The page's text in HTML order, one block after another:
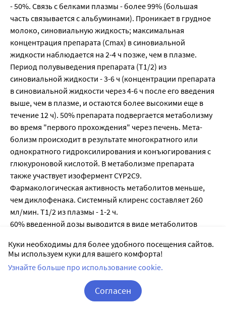
- 50%. Связь с белками плазмы - более 99% (большая
часть связывается с аль­буминами). Проникает в грудное
молоко, синовиальную жидкость; максимальная
концентрация препарата (Сmах) в синовиальной
жидкости наблюдается на 2-4 ч позже, чем в плазме.
Период полувыведения препарата (Т1/2) из
синовиальной жидкости - 3-6 ч (концентрации препарата
в синовиальной жидкости через 4-6 ч после его введения
выше, чем в плазме, и остаются более высокими еще в
течение 12 ч). 50% препарата подвергается метаболизму
во время "первого прохождения" через печень. Мета­
болизм происходит в результате многократного или
однократного гидроксилирования и конъюгирования с
глюкуроновой кислотой. В метаболизме препарата
также участвует изофермент CYP2C9.
Фармакологическая активность метаболитов меньше,
чем диклофенака. Системный клиренс составляет 260
мл/мин. Т1/2 из плазмы - 1-2 ч.
60% введенной дозы выво­дится в виде метаболитов
остальная часть дозы выводится в виде метаболитов с
желчью. У больных с выраженной почечной
недостаточностью (клиренс креатинина (КК) менее 10
мл/мин) увеличивается выведение метаболитов с
желчью, при этом увеличения их концентра­ции в крови
Куки необходимы для более удобного посещения сайтов.
Мы используем куки для вашего комфорта!
Узнайте больше про использование cookie.
Согласен